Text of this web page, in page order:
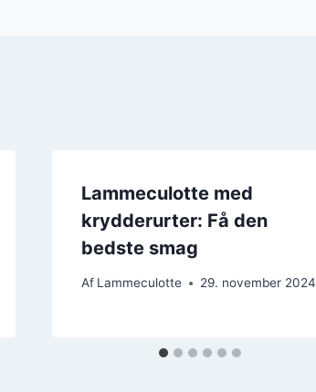
Lammeculotte med
krydderurter: Få den
bedste smag
Af Lammeculotte 29. november 2024